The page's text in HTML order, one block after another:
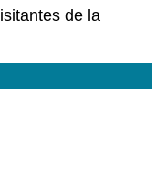
de la